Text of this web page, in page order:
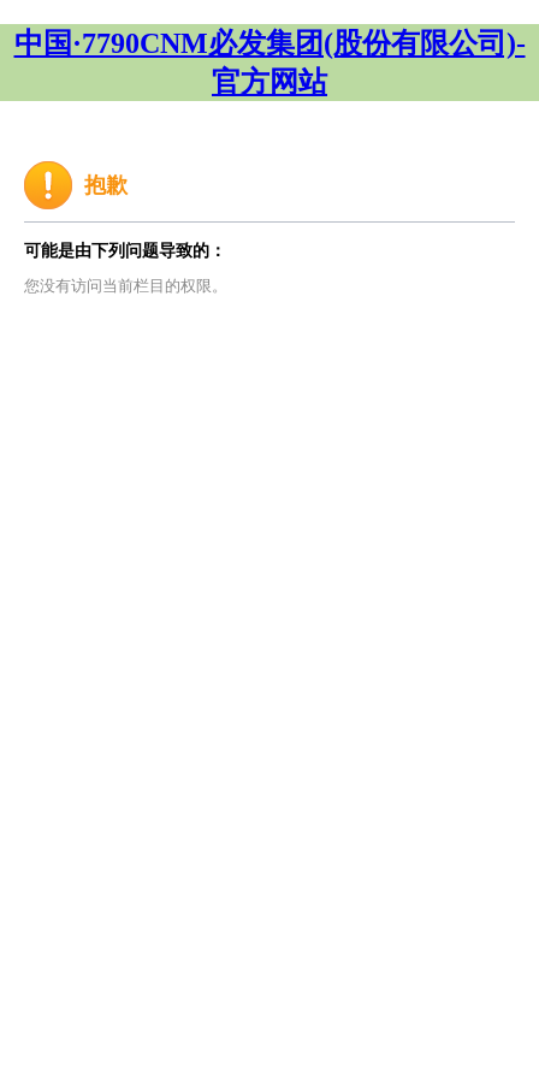
中国·7790CNM必发集团(股份有限公司)-
官方网站
抱歉
可能是由下列问题导致的：
您没有访问当前栏目的权限。